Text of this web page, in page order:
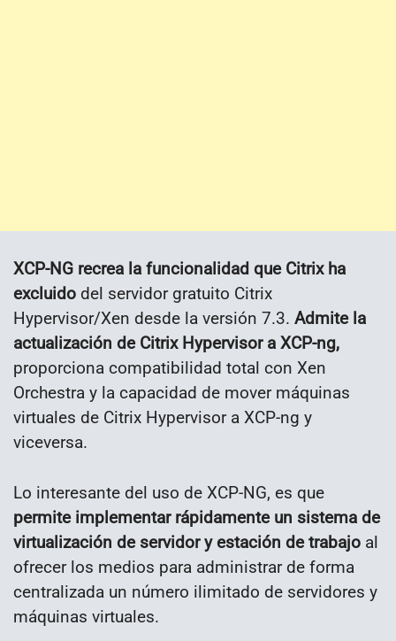
XCP-NG recrea la funcionalidad que Citrix ha
excluido del servidor gratuito Citrix
Hypervisor/Xen desde la versión 7.3. Admite la
actualización de Citrix Hypervisor a XCP-ng,
proporciona compatibilidad total con Xen
Orchestra y la capacidad de mover máquinas
virtuales de Citrix Hypervisor a XCP-ng y
viceversa.
Lo interesante del uso de XCP-NG, es que
permite implementar rápidamente un sistema de
virtualización de servidor y estación de trabajo al
ofrecer los medios para administrar de forma
centralizada un número ilimitado de servidores y
máquinas virtuales.